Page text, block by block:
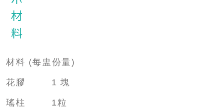
材料 (每盅份量)
花膠 1塊
瑤柱 1粒